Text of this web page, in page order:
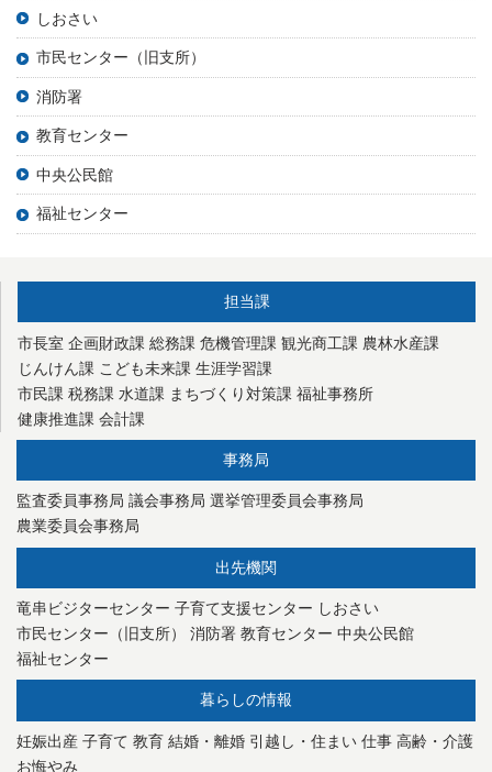
しおさい
市民センター（旧支所）
消防署
教育センター
中央公民館
福祉センター
担当課
市長室 企画財政課 総務課 危機管理課 観光商工課 農林水産課
じんけん課 こども未来課 生涯学習課
市民課 税務課 水道課 まちづくり対策課 福祉事務所
健康推進課 会計課
事務局
監査委員事務局 議会事務局 選挙管理委員会事務局
農業委員会事務局
出先機関
竜串ビジターセンター 子育て支援センター しおさい
市民センター（旧支所）
消防署 教育センター 中央公民館
福祉センター
暮らしの情報
妊娠出産 子育て 教育 結婚・離婚 引越し・住まい 仕事 高齢・介護
お悔やみ